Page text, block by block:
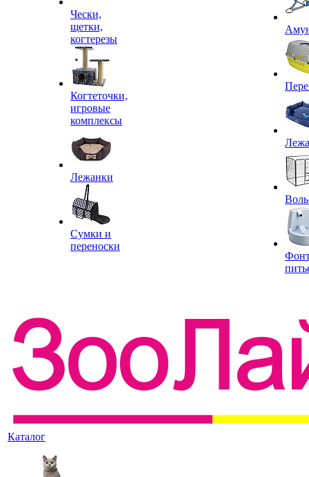
Чески,
щетки,
когтерезы
Когтеточки,
игровые
комплексы
Лежанки
Сумки и
переноски
Каталог